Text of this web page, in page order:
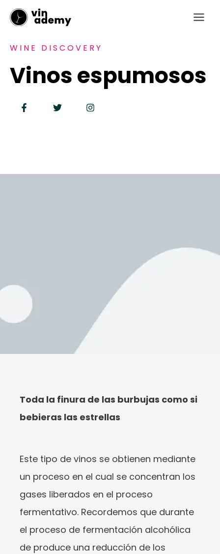
contenido
WINE DISCOVERY
Vinos espumosos
Toda la finura de las burbujas como si
bebieras las estrellas
Este tipo de vinos se obtienen mediante
un proceso en el cual se concentran los
gases liberados en el proceso
fermentativo. Recordemos que durante
el proceso de fermentación alcohólica
de produce una reducción de los